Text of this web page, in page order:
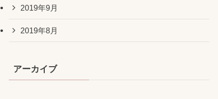
2019年9月
2019年8月
アーカイブ